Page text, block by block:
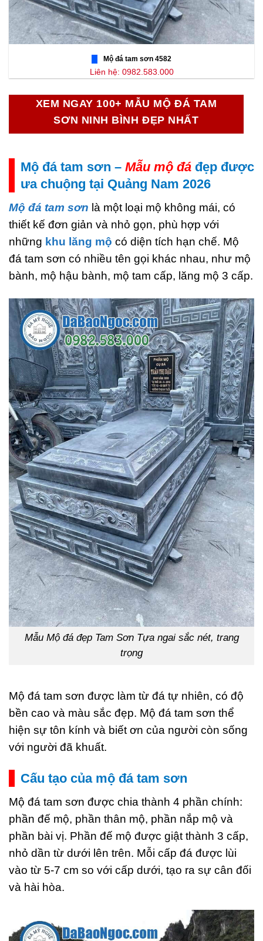
Mộ đá tam sơn 4582
Liên hệ: 0982.583.000
XEM NGAY 100+ MẪU MỘ ĐÁ TAM
SƠN NINH BÌNH ĐẸP NHẤT
Mộ đá tam sơn – Mẫu mộ đá đẹp được
ưa chuộng tại Quảng Nam 2026
Mộ đá tam sơn là một loại mộ không mái, có
thiết kế đơn giản và nhỏ gọn, phù hợp với
những khu lăng mộ có diện tích hạn chế. Mộ
đá tam sơn có nhiều tên gọi khác nhau, như mộ
bành, mộ hậu bành, mộ tam cấp, lăng mộ 3 cấp.
Mẫu Mộ đá đẹp Tam Sơn Tựa ngai sắc nét, trang
trọng
Mộ đá tam sơn được làm từ đá tự nhiên, có độ
bền cao và màu sắc đẹp. Mộ đá tam sơn thể
hiện sự tôn kính và biết ơn của người còn sống
với người đã khuất.
Cấu tạo của mộ đá tam sơn
Mộ đá tam sơn được chia thành 4 phần chính:
phần đế mộ, phần thân mộ, phần nắp mộ và
phần bài vị. Phần đế mộ được giật thành 3 cấp,
nhỏ dần từ dưới lên trên. Mỗi cấp đá được lùi
vào từ 5-7 cm so với cấp dưới, tạo ra sự cân đối
và hài hòa.